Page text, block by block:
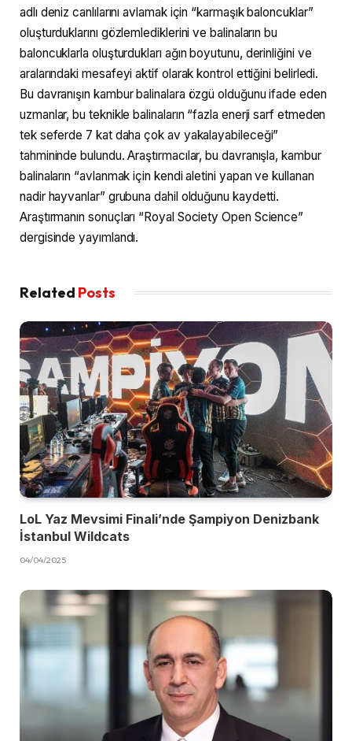
adlı deniz canlılarını avlamak için “karmaşık baloncuklar”
oluşturduklarını gözlemlediklerini ve balinaların bu
baloncuklarla oluşturdukları ağın boyutunu, derinliğini ve
aralarındaki mesafeyi aktif olarak kontrol ettiğini belirledi.
Bu davranışın kambur balinalara özgü olduğunu ifade eden
uzmanlar, bu teknikle balinaların “fazla enerji sarf etmeden
tek seferde 7 kat daha çok av yakalayabileceği”
tahmininde bulundu. Araştırmacılar, bu davranışla, kambur
balinaların “avlanmak için kendi aletini yapan ve kullanan
nadir hayvanlar” grubuna dahil olduğunu kaydetti.
Araştırmanın sonuçları “Royal Society Open Science”
dergisinde yayımlandı.
Related Posts
LoL Yaz Mevsimi Finali’nde Şampiyon Denizbank
İstanbul Wildcats
04/04/2025